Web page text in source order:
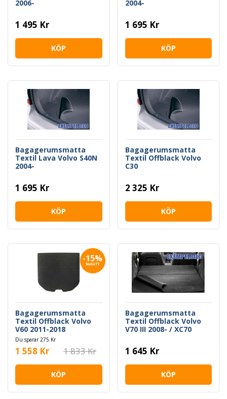
2006-
1 495 Kr
KÖP
2004-
1 695 Kr
KÖP
Bagagerumsmatta
Textil Lava Volvo S40N
2004-
1 695 Kr
KÖP
Bagagerumsmatta
Textil Offblack Volvo
C30
2 325 Kr
KÖP
-15%
RABATT
Bagagerumsmatta
Textil Offblack Volvo
V60 2011-2018
Du sparar 275 Kr
1 558 Kr 1 833 Kr
KÖP
Bagagerumsmatta
Textil Offblack Volvo
V70 III 2008- / XC70
1 645 Kr
KÖP